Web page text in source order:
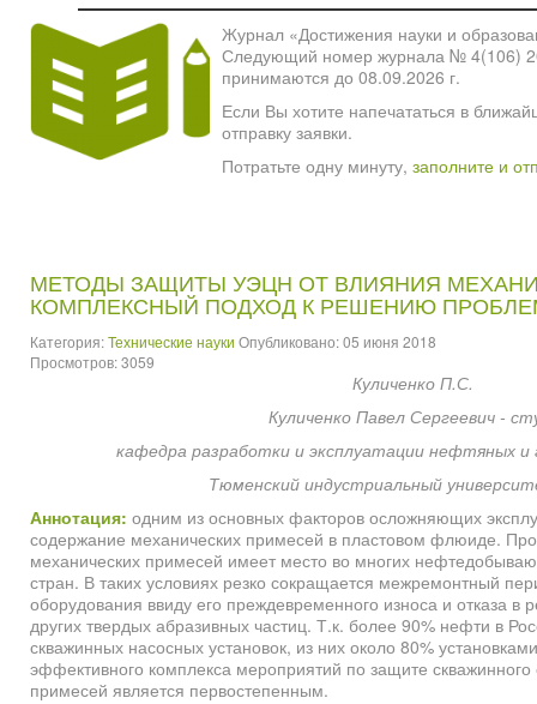
Журнал «Достижения науки и
Следующий номер журнала № 4(106)
принимаются до 08.09.2026 г.
Если Вы хотите напечататься в
отправку заявки.
Потратьте одну минуту, заполните и
МЕТОДЫ ЗАЩИТЫ УЭЦН ОТ ВЛИЯНИЯ
КОМПЛЕКСНЫЙ ПОДХОД К РЕШЕНИЮ
Категория:Технические науки Опубликовано: 05 июня 2018
Просмотров: 3059
Куличенко П.С.
Куличенко Павел Сергеевич -
кафедра разработки и эксплуатации нефтяных и
Тюменский индустриальный
Аннотация: одним из основных факторов осложняющих
содержание механических примесей в пластовом флюиде.
механических примесей имеет место во многих
стран. В таких условиях резко сокращается межремонтный
оборудования ввиду его преждевременного износа и отказа в
других твердых абразивных частиц. Т.к. более 90% нефти в
скважинных насосных установок, из них около 80%
эффективного комплекса мероприятий по защите
примесей является первостепенным.